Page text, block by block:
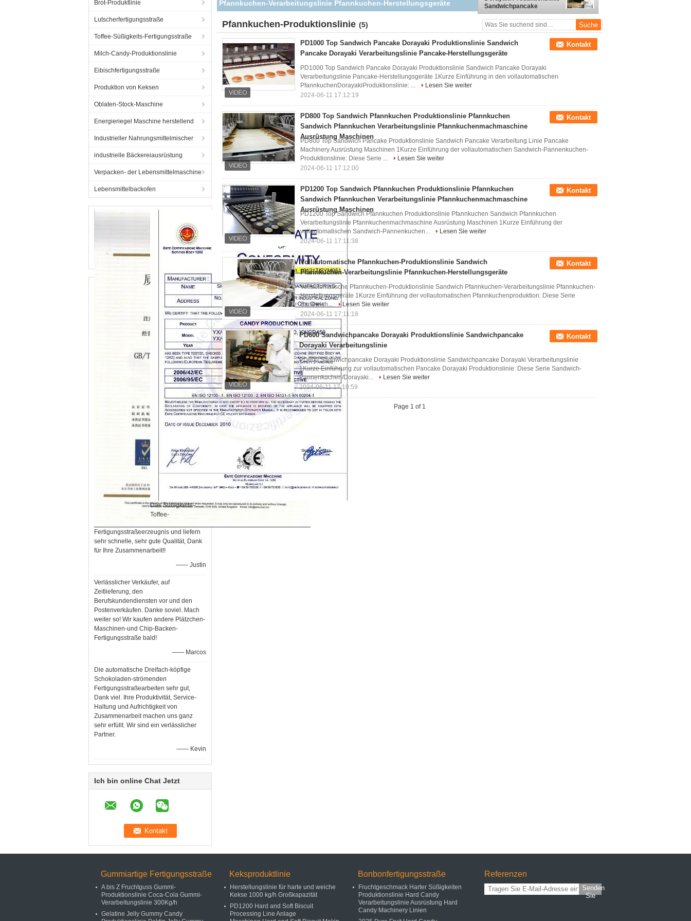
Brot-Produktlinie
Lutscherfertigungsstraße
Toffee-Süßigkeits-Fertigungsstraße
Milch-Candy-Produktionslinie
Eibischfertigungsstraße
Produktion von Keksen
Oblaten-Stock-Maschine
Energieriegel Maschine herstellend
Industrieller Nahrungsmittelmischer
industrielle Bäckereiausrüstung
Verpacken- der Lebensmittelmaschine
Lebensmittelbackofen
Das Süßigkeits-
Toffee-
Fertigungsstraßeerzeugnis und liefern
sehr schnelle, sehr gute Qualität, Dank
für Ihre Zusammenarbeit!!
—— Justin
Verlässlicher Verkäufer, auf
Zeitlieferung, den
Berufskundendiensten vor und den
Postenverkäufen. Danke soviel. Mach
weiter so! Wir kaufen andere Plätzchen-
Maschinen-und Chip-Backen-
Fertigungsstraße bald!
—— Marcos
Die automatische Dreifach-köpfige
Schokoladen-strömenden
Fertigungsstraßearbeiten sehr gut,
Dank viel. Ihre Produktivität, Service-
Haltung und Aufrichtigkeit von
Zusammenarbeit machen uns ganz
sehr erfüllt. Wir sind ein verlässlicher
Partner.
—— Kevin
Ich bin online Chat Jetzt
Sandwich Pancake Dorayaki Verarbeitungslinie Pancake-
Herstellungsgeräte
Pfannkuchenmachmaschine
Ausrüstung Maschinen
Sandwichpancake
Dorayaki
Verarbeitungslinie
Pfannkuchen-Produktionslinie (5)
PD1000 Top Sandwich Pancake Dorayaki Produktionslinie Sandwich
Pancake Dorayaki Verarbeitungslinie Pancake-Herstellungsgeräte
Kontakt
PD1000 Top Sandwich Pancake Dorayaki Produktionslinie Sandwich Pancake Dorayaki
Verarbeitungslinie Pancake-Herstellungsgeräte 1Kurze Einführung in den vollautomatischen
PfannkuchenDorayakiProduktionslinie: ...
Lesen Sie weiter
2024-06-11 17:12:19
PD800 Top Sandwich Pfannkuchen Produktionslinie Pfannkuchen
Sandwich Pfannkuchen Verarbeitungslinie Pfannkuchenmachmaschine
Ausrüstung Maschinen
Kontakt
PD800 Top Sandwich Pancake Produktionslinie Sandwich Pancake Verarbeitung Linie Pancake
Machinery Ausrüstung Maschinen 1Kurze Einführung der vollautomatischen Sandwich-Pannenkuchen-
Produktionslinie: Diese Serie ...
Lesen Sie weiter
2024-06-11 17:12:00
PD1200 Top Sandwich Pfannkuchen Produktionslinie Pfannkuchen
Sandwich Pfannkuchen Verarbeitungslinie Pfannkuchenmachmaschine
Ausrüstung Maschinen
Kontakt
PD1200 Top Sandwich Pfannkuchen Produktionslinie Pfannkuchen Sandwich Pfannkuchen
Verarbeitungslinie Pfannkuchenmachmaschine Ausrüstung Maschinen 1Kurze Einführung der
vollautomatischen Sandwich-Pannenkuchen...
Lesen Sie weiter
2024-06-11 17:11:38
Vollautomatische Pfannkuchen-Produktionslinie Sandwich
Pfannkuchen-Verarbeitungslinie Pfannkuchen-Herstellungsgeräte
Kontakt
Vollautomatische Pfannkuchen-Produktionslinie Sandwich Pfannkuchen-Verarbeitungslinie Pfannkuchen-
Herstellungsgeräte 1Kurze Einführung der vollautomatischen Pfannkuchenproduktion: Diese Serie
Sandwich...
Lesen Sie weiter
2024-06-11 17:11:18
PD600 Sandwichpancake Dorayaki Produktionslinie Sandwichpancake
Dorayaki Verarbeitungslinie
Kontakt
PD600 Sandwichpancake Dorayaki Produktionslinie Sandwichpancake Dorayaki Verarbeitungslinie
1Kurze Einführung zur vollautomatischen Pancake Dorayaki Produktionslinie: Diese Serie Sandwich-
Pannenkuchen/Dorayaki...
Lesen Sie weiter
2024-06-11 17:10:59
Page 1 of 1
Gummiartige Fertigungsstraße
A bis Z Fruchtguss Gummi-
Produktionslinie Coca-Cola Gummi-
Verarbeitungslinie 300Kg/h
Gelatine Jelly Gummy Candy
Keksproduktlinie
Herstellungslinie für harte und weiche
Kekse 1000 kg/h Großkapazität
PD1200 Hard and Soft Biscuit
Processing Line Anlage
Bonbonfertigungsstraße
Fruchtgeschmack Harter Süßigkeiten
Produktionslinie Hard Candy
Verarbeitungslinie Ausrüstung Hard
Candy Machinery Linien
Referenzen
Senden
Sie